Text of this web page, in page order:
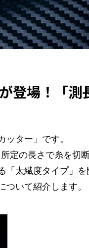
登場！「測
ター」です。
定の長さで糸を切
「太繊度タイプ」
いて紹介します。